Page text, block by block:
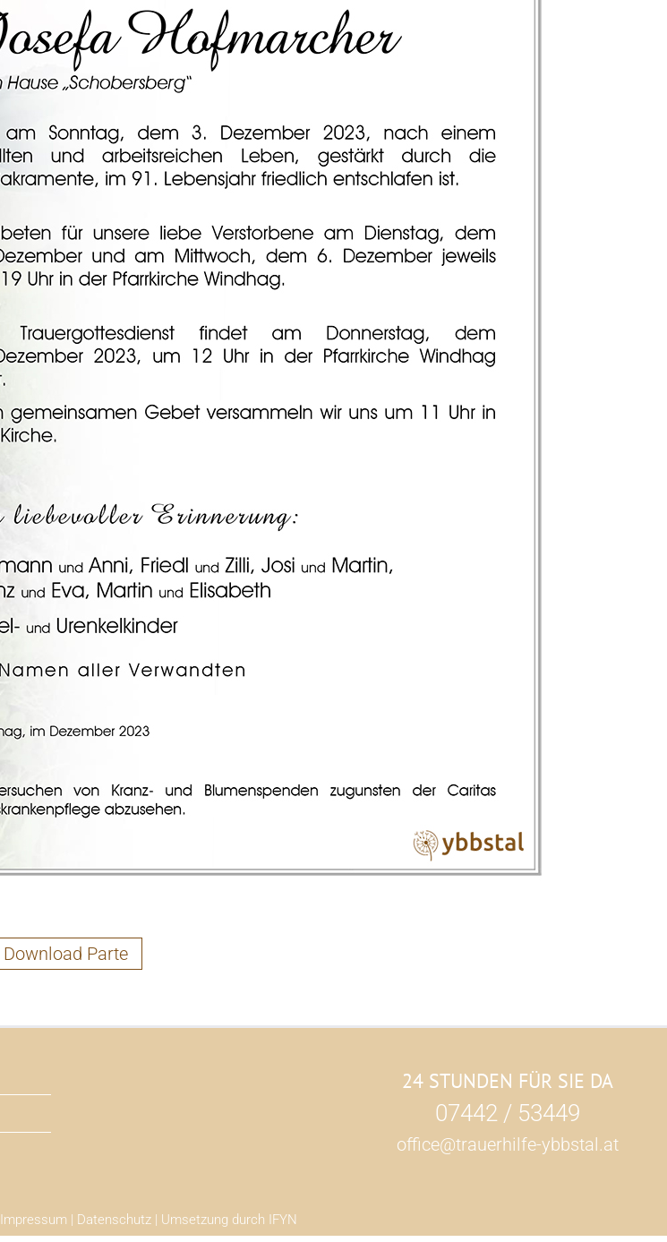
Download Parte
24 STUNDEN FÜR SIE DA
07442 / 53449
office@trauerhilfe-ybbstal.at
Impressum | Datenschutz| Umsetzung durch IFYN